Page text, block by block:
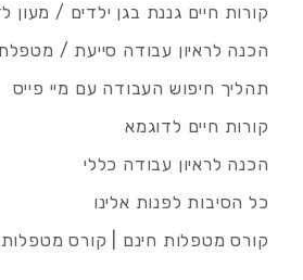
קורות חיים גננת בגן ילדים / מעון
הכנה לראיון עבודה סייעת /
תהליך חיפוש העבודה עם מיי פייס
קורות חיים לדוגמא
הכנה לראיון עבודה כללי
כל הסיבות לפנות אלינו
קורס מטפלות חינם | קורס